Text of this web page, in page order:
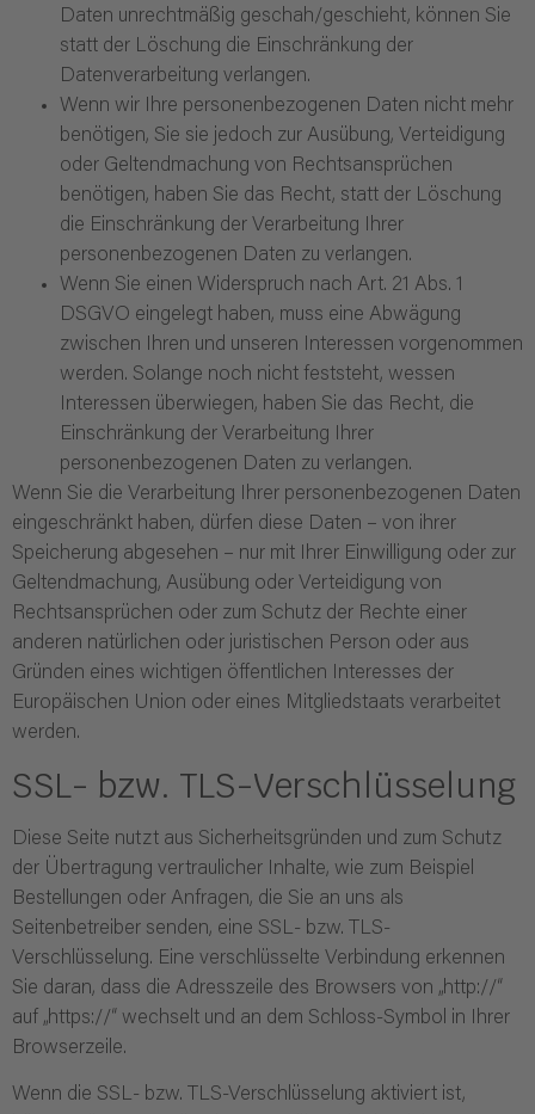
Daten unrechtmäßig geschah/geschieht, können Sie
statt der Löschung die Einschränkung der
Datenverarbeitung verlangen.
Wenn wir Ihre personenbezogenen Daten nicht mehr
benötigen, Sie sie jedoch zur Ausübung, Verteidigung
oder Geltendmachung von Rechtsansprüchen
benötigen, haben Sie das Recht, statt der Löschung
die Einschränkung der Verarbeitung Ihrer
personenbezogenen Daten zu verlangen.
Wenn Sie einen Widerspruch nach Art. 21 Abs. 1
DSGVO eingelegt haben, muss eine Abwägung
zwischen Ihren und unseren Interessen vorgenommen
werden. Solange noch nicht feststeht, wessen
Interessen überwiegen, haben Sie das Recht, die
Einschränkung der Verarbeitung Ihrer
personenbezogenen Daten zu verlangen.
Wenn Sie die Verarbeitung Ihrer personenbezogenen Daten
eingeschränkt haben, dürfen diese Daten – von ihrer
Speicherung abgesehen – nur mit Ihrer Einwilligung oder zur
Geltendmachung, Ausübung oder Verteidigung von
Rechtsansprüchen oder zum Schutz der Rechte einer
anderen natürlichen oder juristischen Person oder aus
Gründen eines wichtigen öffentlichen Interesses der
Europäischen Union oder eines Mitgliedstaats verarbeitet
werden.
SSL- bzw. TLS-Verschlüsselung
Diese Seite nutzt aus Sicherheitsgründen und zum Schutz
der Übertragung vertraulicher Inhalte, wie zum Beispiel
Bestellungen oder Anfragen, die Sie an uns als
Seitenbetreiber senden, eine SSL- bzw. TLS-
Verschlüsselung. Eine verschlüsselte Verbindung erkennen
Sie daran, dass die Adresszeile des Browsers von „http://“
auf „https://“ wechselt und an dem Schloss-Symbol in Ihrer
Browserzeile.
Wenn die SSL- bzw. TLS-Verschlüsselung aktiviert ist,